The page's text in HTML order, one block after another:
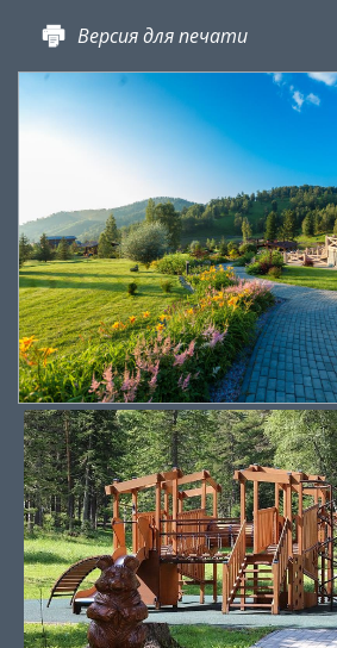
Версия для печати